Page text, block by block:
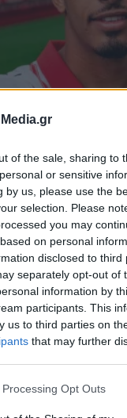
Media.gr
of the sale, sharing to
or sensitive
by us, please use the
selection. Please
you may
on personal
disclosed to third
separately opt-out of
information by
participants. This
us to third parties on
that may further
Opt Outs
00:00
εξήγησε
Χιρόνα!
στο